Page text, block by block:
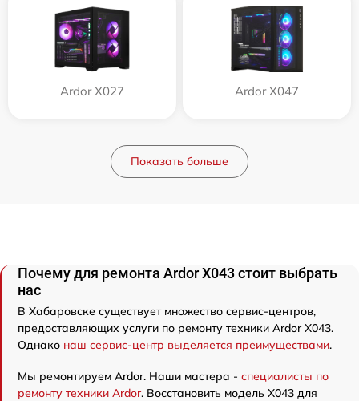
Ardor X027 Ardor X047
Показать больше
Почему для ремонта Ardor X043 стоит выбрать
нас
В Хабаровске существует множество сервис-центров,
предоставляющих услуги по ремонту техники Ardor X043.
Однако наш сервис-центр выделяется преимуществами.
Мы ремонтируем Ardor. Наши мастера - специалисты по
ремонту техники Ardor. Восстановить модель X043 для